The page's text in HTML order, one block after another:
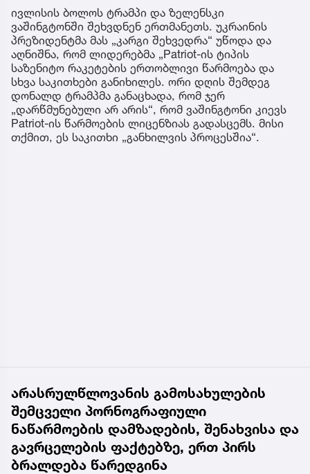
ივლისის ბოლოს ტრამპი და ზელენსკი
ვაშინგტონში შეხვდნენ ერთმანეთს. უკრაინის
პრეზიდენტმა მას „კარგი შეხვედრა“ უწოდა და
აღნიშნა, რომ ლიდერებმა „Patriot-ის ტიპის
საზენიტო რაკეტების ერთობლივი წარმოება და
სხვა საკითხები განიხილეს. ორი დღის შემდეგ
დონალდ ტრამპმა განაცხადა, რომ ჯერ
„დარწმუნებული არ არის“, რომ ვაშინგტონი კიევს
Patriot-ის წარმოების ლიცენზიას გადასცემს. მისი
თქმით, ეს საკითხი „განხილვის პროცესშია“.
არასრულწლოვანის გამოსახულების
შემცველი პორნოგრაფიული
ნაწარმოების დამზადების, შენახვისა და
გავრცელების ფაქტებზე, ერთ პირს
ბრალდება წარედგინა